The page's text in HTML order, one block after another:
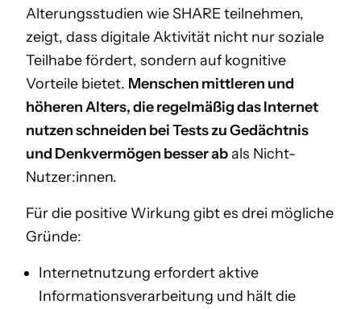
Alterungsstudien wie SHARE teilnehmen,
zeigt, dass digitale Aktivität nicht nur soziale
Teilhabe fördert, sondern auf kognitive
Vorteile bietet. Menschen mittleren und
höheren Alters, die regelmäßig das Internet
nutzen schneiden bei Tests zu Gedächtnis
und Denkvermögen besser abals Nicht-
Nutzer:innen.
Für die positive Wirkung gibt es drei mögliche
Gründe:
Internetnutzung erfordert aktive
Informationsverarbeitung und hält die